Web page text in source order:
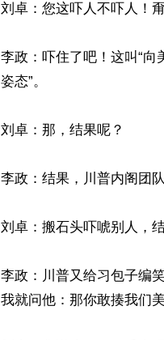
刘卓：您这吓人不吓人！
李政：吓住了吧！这叫“向
姿态”。
刘卓：那，结果呢？
李政：结果，川普内阁团
刘卓：搬石头吓唬别人，
李政：川普又给习包子编
我就问他：那你敢揍我们